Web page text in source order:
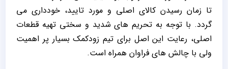
تا زمان رسیدن کالای اصلی و مورد تایید، خودداری می
گردد. با توجه به تحریم های شدید و سختی تهیه قطعات
اصلی، رعایت این اصل برای تیم زودکمک بسیار پر اهمیت
ولی با چالش های فراوان همراه است.